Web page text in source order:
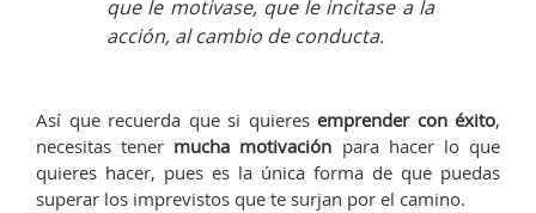
que le motivase, que le incitase a la
acción, al cambio de conducta.
Así que recuerda que si quieres emprender con éxito,
necesitas tener mucha motivación para hacer lo que
quieres hacer, pues es la única forma de que puedas
superar los imprevistos que te surjan por el camino.